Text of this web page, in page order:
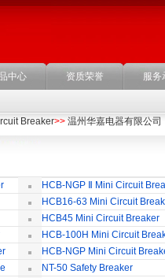
中心 资质荣誉 服务
Breaker>> 温州华嘉电器有限公司
HCB-NGP Ⅱ Mini Circuit
HCB16-63 Mini Circuit
HCB45 Mini Circuit Breaker
HCB-100H Mini Circuit
HCB-NGP Mini Circuit
NT-50 Safety Breaker